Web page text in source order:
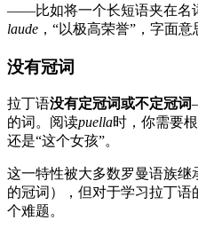
——比如将一个长短语夹在名
laude ，“以极高荣誉”，字面意
没有冠词
拉丁语没有定冠词或不定冠词
的词。阅读puella时，你需要
还是“这个女孩”。
这一特性被大多数罗曼语族继
的冠词），但对于学习拉丁
个难题。